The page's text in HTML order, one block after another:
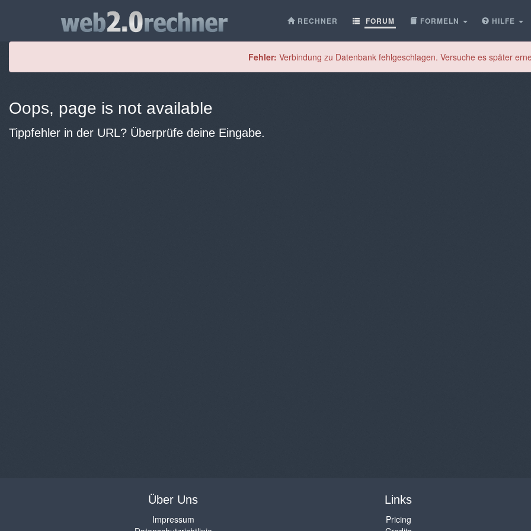
RECHNER FORUM FORMELN HILFE
Fehler: Verbindung zu Datenbank fehlgeschlagen. Versuche es später
Oops, page is not available
Tippfehler in der URL? Überprüfe deine Eingabe.
Über Uns
Impressum
Links
Pricing